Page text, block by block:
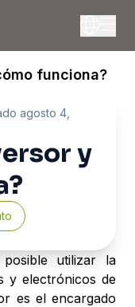
funciona?
agosto 4,
y
utilizar la
y electrónicos de
es el encargado